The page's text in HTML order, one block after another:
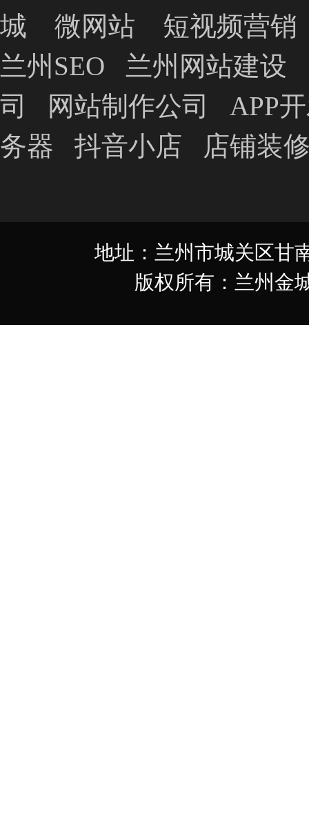
城
微网站
短视频营销
兰州SEO
兰州网站建设
司
网站制作公司
APP
务器
抖音小店 店铺装
地址：兰州市城关区甘
版权所有：兰州金